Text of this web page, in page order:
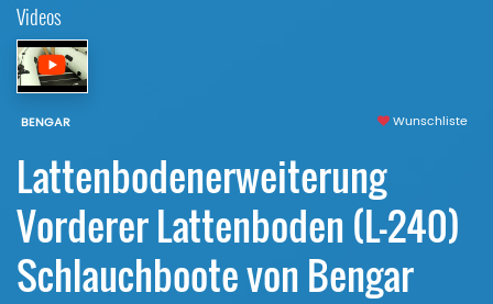
Videos
BENGAR Wunschliste
Lattenbodenerweiterung
Vorderer Lattenboden (L-240)
Schlauchboote von Bengar